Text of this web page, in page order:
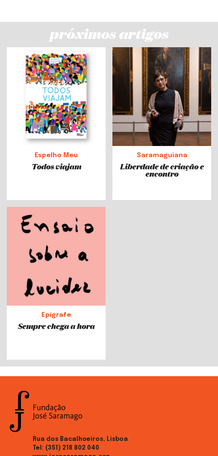
próximos artigos
Espelho Meu
Todos viajam
Saramaguiana
Liberdade de criação e
encontro
Epígrafe
Sempre chega a hora
Rua dos Bacalhoeiros, Lisboa
Tel: (351) 218 802 040